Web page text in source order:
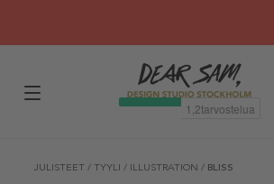
JULISTEET / TYYLI / ILLUSTRATION / BLISS